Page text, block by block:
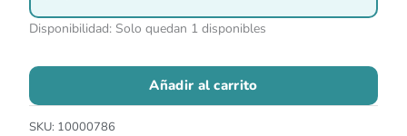
Disponibilidad: Solo quedan 1 disponibles
Añadir al carrito
SKU: 10000786